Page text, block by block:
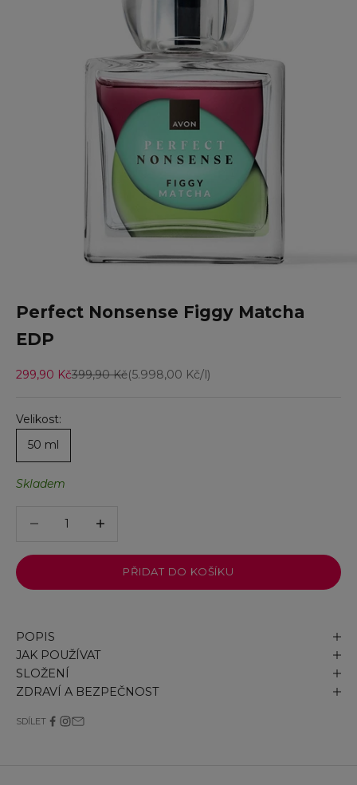
Perfect Nonsense Figgy Matcha
EDP
Prodejní cena
299,90 KčBěžná cena
399,90 Kč(5.998,00 Kč/l)
Velikost:
50 ml
Skladem
PŘIDAT DO KOŠÍKU
POPIS
JAK POUŽÍVAT
SLOŽENÍ
ZDRAVÍ A BEZPEČNOST
SDÍLET